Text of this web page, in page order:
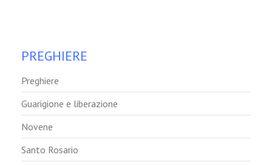
PREGHIERE
Preghiere
Guarigione e liberazione
Novene
Santo Rosario